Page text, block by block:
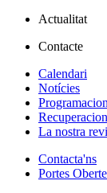
Actualitat
Contacte
Calendari
Notícies
La nostra
Contacta'ns
Portes